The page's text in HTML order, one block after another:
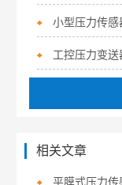
小型压力传感
工控压力变送
相关文章
平膜式压力